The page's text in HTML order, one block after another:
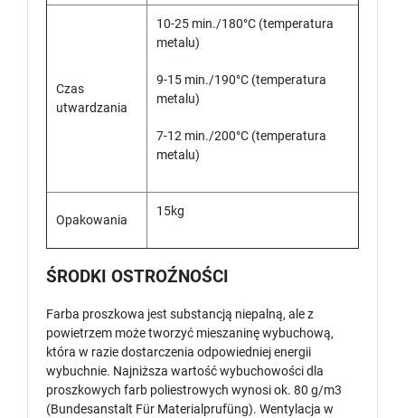
Czas
utwardzania
10-25 min./180°C (temperatura
metalu)
9-15 min./190°C (temperatura
metalu)
7-12 min./200°C (temperatura
metalu)
Opakowania
15kg
ŚRODKI OSTROŹNOŚCI
Farba proszkowa jest substancją niepalną, ale z
powietrzem może tworzyć mieszaninę wybuchową,
która w razie dostarczenia odpowiedniej energii
wybuchnie. Najniższa wartość wybuchowości dla
proszkowych farb poliestrowych wynosi ok. 80 g/m3
(Bundesanstalt Für Materialprufüng). Wentylacja w